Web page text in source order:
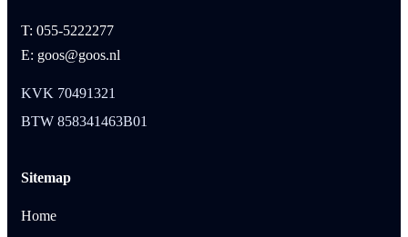
T: 055-5222277
E: goos@goos.nl
KVK 70491321
BTW 858341463B01
Sitemap
Home